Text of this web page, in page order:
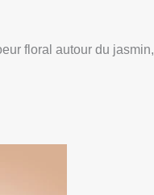
floral autour du